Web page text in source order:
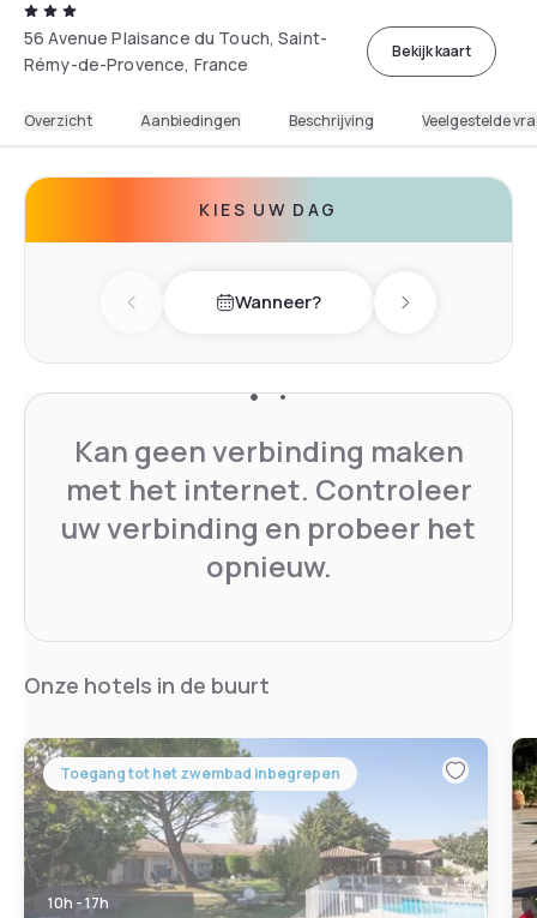
56 Avenue Plaisance du Touch, Saint-
Rémy-de-Provence, France
Bekijk kaart
Overzicht Aanbiedingen Beschrijving Veelgestelde
KIES UW DAG
Previous dayWanneer? Next day
Kan geen verbinding maken
met het internet. Controleer
uw verbinding en probeer het
opnieuw.
Onze hotels in de buurt
Toegang tot het zwembad inbegrepen
10h - 17h